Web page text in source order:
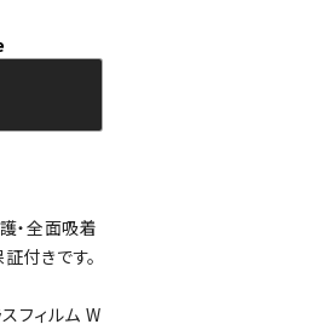
・全面吸着
付きです。
フィルム W